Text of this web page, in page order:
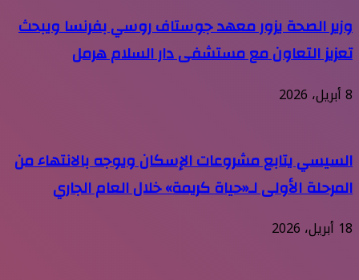
وزير الصحة يزور معهد جوستاف روسي بفرنسا ويبحث
تعزيز التعاون مع مستشفى دار السلام هرمل
8 أبريل، 2026
السيسي يتابع مشروعات الإسكان ويوجه بالانتهاء من
المرحلة الأولى لـ«حياة كريمة» خلال العام الجاري
18 أبريل، 2026